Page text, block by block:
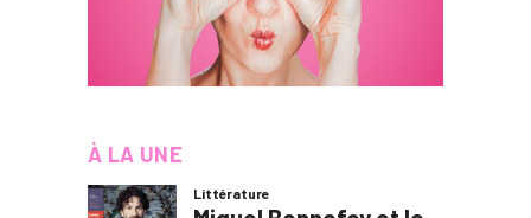
À LA UNE